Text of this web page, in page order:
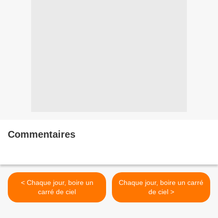
Commentaires
< Chaque jour, boire un
carré de ciel
Chaque jour, boire un carré
de ciel >